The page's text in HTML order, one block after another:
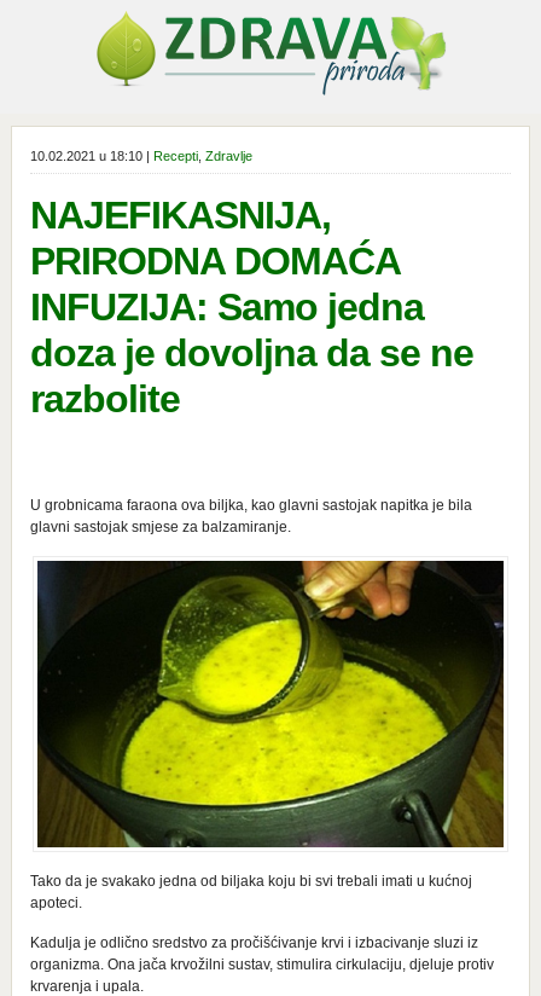
10.02.2021 u 18:10 | Recepti, Zdravlje
NAJEFIKASNIJA,
PRIRODNA DOMAĆA
INFUZIJA: Samo jedna
doza je dovoljna da se ne
razbolite
U grobnicama faraona ova biljka, kao glavni sastojak napitka je bila
glavni sastojak smjese za balzamiranje.
Tako da je svakako jedna od biljaka koju bi svi trebali imati u kućnoj
apoteci.
Kadulja je odlično sredstvo za pročišćivanje krvi i izbacivanje sluzi iz
organizma. Ona jača krvožilni sustav, stimulira cirkulaciju, djeluje protiv
krvarenja i upala.